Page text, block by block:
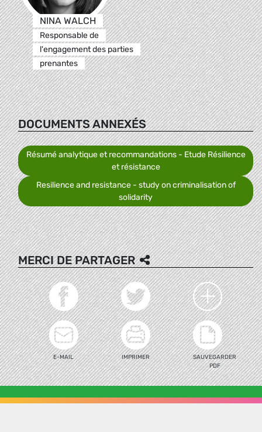
NINA WALCH
Responsable de
l'engagement des parties
prenantes
DOCUMENTS ANNEXÉS
Résumé analytique et recommandations - Etude Résilience
et résistance
Resilience and resistance - study on criminalisation of
solidarity
MERCI DE PARTAGER
E-MAIL IMPRIMER
SAUVEGARDER
PDF